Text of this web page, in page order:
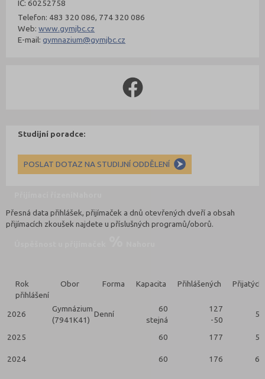
IČ: 60252758
Telefon: 483 320 086, 774 320 086
Web:www.gymjbc.cz
E-mail:gymnazium@gymjbc.cz
Studijní poradce:
POSLAT DOTAZ NA STUDIJNÍ ODDĚLENÍ
Přesná data přihlášek, přijímaček a dnů otevřených dveří a obsah
přijímacích zkoušek najdete u příslušných programů/oborů.
Rok
přihlášení
Obor Forma Kapacita Přihlášených Přijatých
2026
Gymnázium
(7941K41)
Denní
60
stejná
127
-50
59
2025 60 177 59
2024 60 176 60